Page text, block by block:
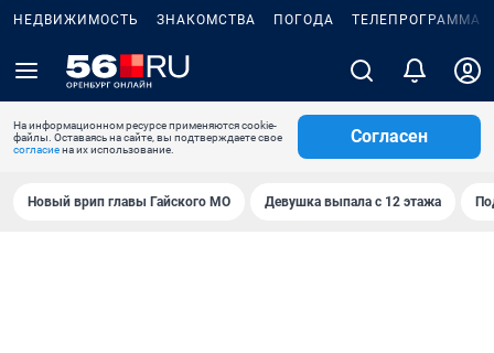
НЕДВИЖИМОСТЬ ЗНАКОМСТВА ПОГОДА ТЕЛЕПРОГРАММА
На информационном ресурсе применяются cookie-
файлы. Оставаясь на сайте, вы подтверждаете свое
согласиена их использование.
Согласен
Новый врип главы Гайского МО Девушка выпала с 12 этажа